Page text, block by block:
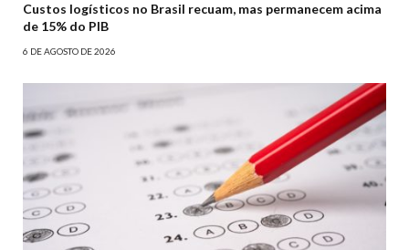
Custos logísticos no Brasil recuam, mas permanecem acima
de 15% do PIB
6 DE AGOSTO DE 2026